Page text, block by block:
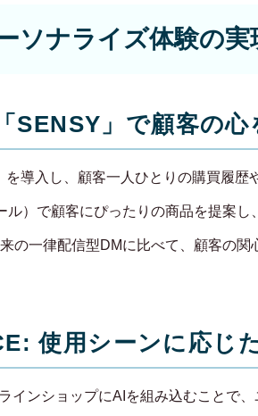
ソナライズ体験の実
SENSY」で顧客の心
導入し、顧客一人ひとりの購買履歴
）で顧客にぴったりの商品を提案し
の一律配信型DMに比べて、顧客の
使用シーンに応じ
インショップにAIを組み込むことで